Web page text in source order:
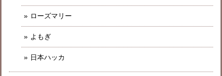
ローズマリー
よもぎ
日本ハッカ